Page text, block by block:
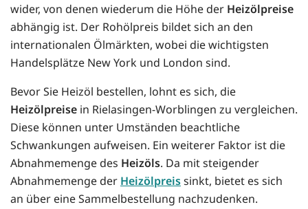
wider, von denen wiederum die Höhe der Heizölpreise
abhängig ist. Der Rohölpreis bildet sich an den
internationalen Ölmärkten, wobei die wichtigsten
Handelsplätze New York und London sind.
Bevor Sie Heizöl bestellen, lohnt es sich, die
Heizölpreise in Rielasingen-Worblingen zu vergleichen.
Diese können unter Umständen beachtliche
Schwankungen aufweisen. Ein weiterer Faktor ist die
Abnahmemenge des Heizöls. Da mit steigender
Abnahmemenge der Heizölpreissinkt, bietet es sich
an über eine Sammelbestellung nachzudenken.